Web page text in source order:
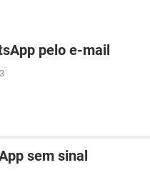
pelo e-mail
sem sinal